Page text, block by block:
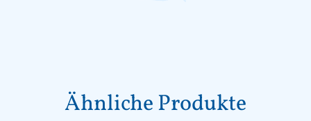
Ähnliche Produkte